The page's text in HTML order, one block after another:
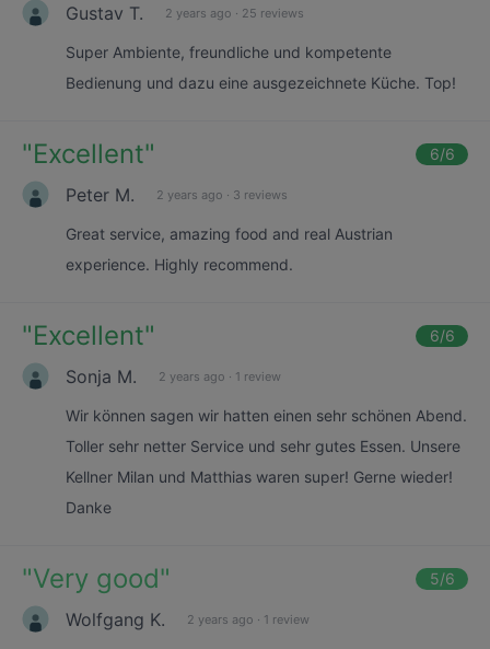
Gustav T. 2 years ago · 25 reviews
Super Ambiente, freundliche und kompetente
Bedienung und dazu eine ausgezeichnete Küche. Top!
"Excellent" 6/6
Peter M. 2 years ago · 3 reviews
Great service, amazing food and real Austrian
experience. Highly recommend.
"Excellent" 6/6
Sonja M. 2 years ago · 1 review
Wir können sagen wir hatten einen sehr schönen Abend.
Toller sehr netter Service und sehr gutes Essen. Unsere
Kellner Milan und Matthias waren super! Gerne wieder!
Danke
"Very good" 5/6
Wolfgang K. 2 years ago · 1 review